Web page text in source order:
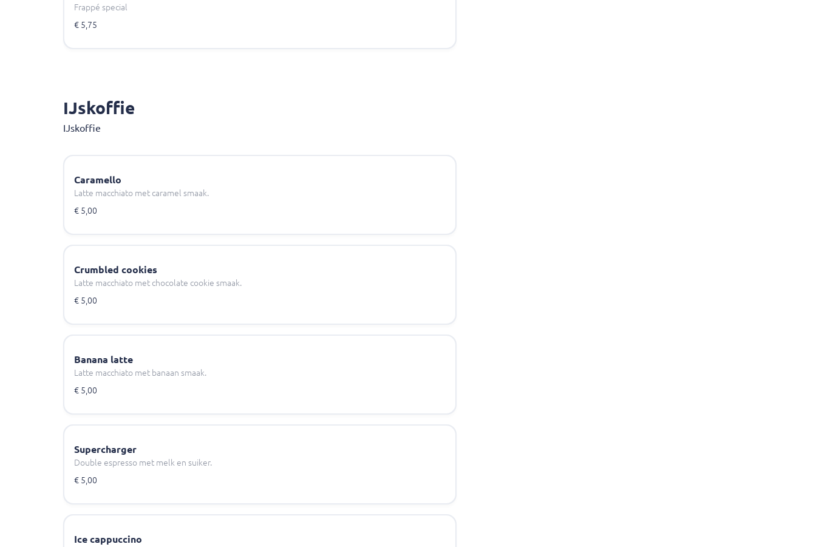
Frappé special
€ 5,75
IJskoffie
IJskoffie
Caramello
Latte macchiato met caramel smaak.
€ 5,00
Crumbled cookies
Latte macchiato met chocolate cookie smaak.
€ 5,00
Banana latte
Latte macchiato met banaan smaak.
€ 5,00
Supercharger
Double espresso met melk en suiker.
€ 5,00
Ice cappuccino